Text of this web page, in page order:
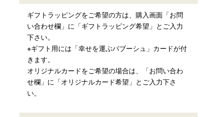
ギフトラッピングをご希望の方は、購入画面「お問
い合わせ欄」に「ギフトラッピング希望」とご入力
下さい。
※ギフト用には「幸せを運ぶバブーシュ」カードが付
きます。
オリジナルカードをご希望の場合は、「お問い合わ
せ欄」に「オリジナルカード希望」とご入力下さ
い。